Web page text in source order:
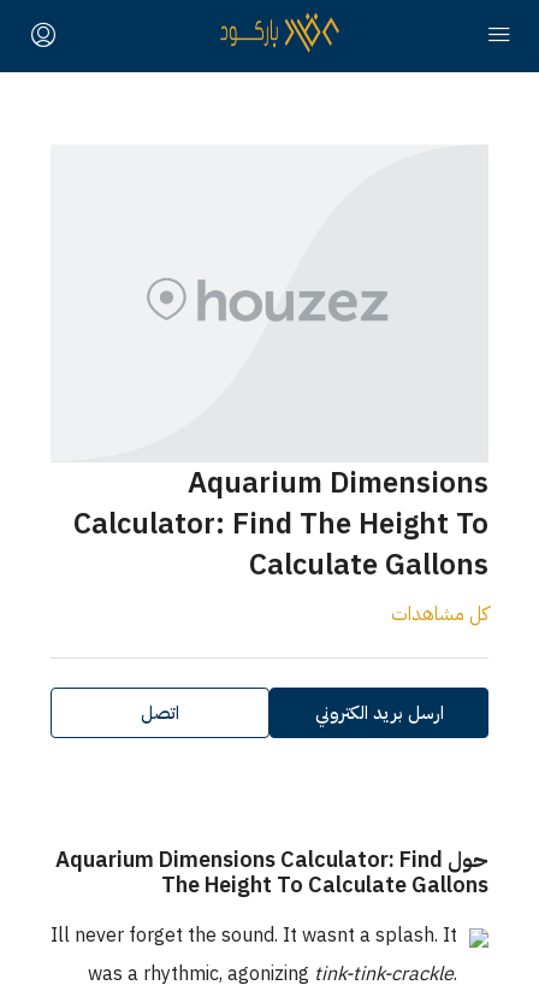
Aquarium Dimensions
Calculator: Find The Height To
Calculate Gallons
كل مشاهدات
ارسل بريد الكتروني اتصل
حول Aquarium Dimensions Calculator: Find
The Height To Calculate Gallons
Ill never forget the sound. It wasnt a splash. It
was a rhythmic, agonizingtink-tink-crackle